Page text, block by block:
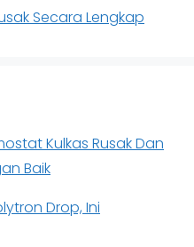
Secara Lengkap
Kulkas Rusak Dan
Baik
Drop, Ini